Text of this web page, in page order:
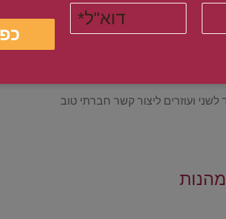
להרגיש טוב .דברי העידוד התמיכה
זאת לאחרים: תומכים מעודדים
ועוזרים ליצור קשר חברתי טוב